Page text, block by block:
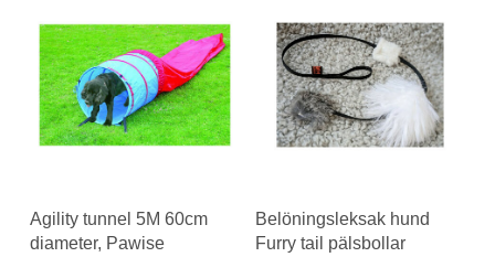
Agility tunnel 5M 60cm
diameter, Pawise
Belöningsleksak hund
Furry tail pälsbollar